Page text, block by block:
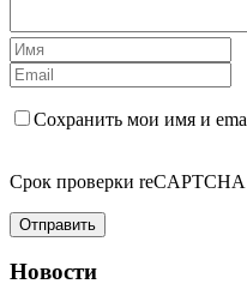
Сохранить мои имя и
Срок проверки reCAPTCHA
Отправить
Новости